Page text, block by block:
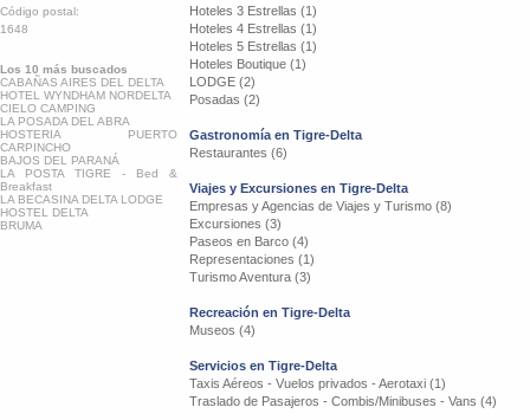
Código postal:
1648
Los 10 más buscados
CABAÑAS AIRES DEL DELTA
HOTEL WYNDHAM NORDELTA
CIELO CAMPING
LA POSADA DEL ABRA
HOSTERIA PUERTO
CARPINCHO
BAJOS DEL PARANÁ
LA POSTA TIGRE - Bed &
Breakfast
LA BECASINA DELTA LODGE
HOSTEL DELTA
BRUMA
Hoteles 3 Estrellas (1)
Hoteles 4 Estrellas (1)
Hoteles 5 Estrellas (1)
Hoteles Boutique (1)
LODGE (2)
Posadas (2)
Gastronomía en Tigre-Delta
Restaurantes (6)
Viajes y Excursiones en Tigre-Delta
Empresas y Agencias de Viajes y Turismo (8)
Excursiones (3)
Paseos en Barco (4)
Representaciones (1)
Turismo Aventura (3)
Recreación en Tigre-Delta
Museos (4)
Servicios en Tigre-Delta
Taxis Aéreos - Vuelos privados - Aerotaxi (1)
Traslado de Pasajeros - Combis/Minibuses - Vans (4)